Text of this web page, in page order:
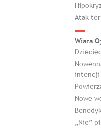
Atak
Wiara
intencji
Nowe
„Nie”